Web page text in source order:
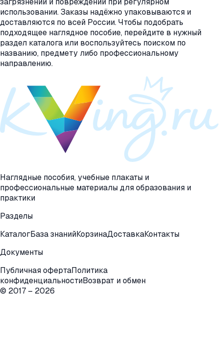
использовании. Заказы надёжно упаковываются и
доставляются по всей России. Чтобы подобрать
подходящее наглядное пособие, перейдите в нужный
раздел каталога или воспользуйтесь поиском по
названию, предмету либо профессиональному
направлению.
Наглядные пособия, учебные плакаты и
профессиональные материалы для образования и
практики
Разделы
КаталогБаза знанийКорзинаДоставкаКонтакты
Документы
Публичная офертаПолитика
конфиденциальностиВозврат и обмен
© 2017 – 2026